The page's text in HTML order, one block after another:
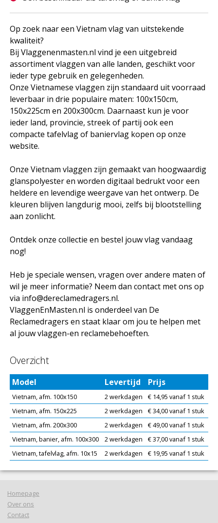
Op zoek naar een Vietnam vlag van uitstekende
kwaliteit?
Bij Vlaggenenmasten.nl vind je een uitgebreid
assortiment vlaggen van alle landen, geschikt voor
ieder type gebruik en gelegenheden.
Onze Vietnamese vlaggen zijn standaard uit voorraad
leverbaar in drie populaire maten: 100x150cm,
150x225cm en 200x300cm. Daarnaast kun je voor
ieder land, provincie, streek of partij ook een
compacte tafelvlag of baniervlag kopen op onze
website.
Onze Vietnam vlaggen zijn gemaakt van hoogwaardig
glanspolyester en worden digitaal bedrukt voor een
heldere en levendige weergave van het ontwerp. De
kleuren blijven langdurig mooi, zelfs bij blootstelling
aan zonlicht.
Ontdek onze collectie en bestel jouw vlag vandaag
nog!
Heb je speciale wensen, vragen over andere maten of
wil je meer informatie? Neem dan contact met ons op
via info@dereclamedragers.nl.
VlaggenEnMasten.nl is onderdeel van De
Reclamedragers en staat klaar om jou te helpen met
al jouw vlaggen-en reclamebehoeften.
Overzicht
Model Levertijd Prijs
Vietnam, afm. 100x150 2 werkdagen
€ 14,95 vanaf 1 stuk
Vietnam, afm. 150x225
2 werkdagen
€ 34,00 vanaf 1 stuk
Vietnam, afm. 200x300
2 werkdagen
€ 49,00 vanaf 1 stuk
Vietnam, banier, afm. 100x300
2 werkdagen
€ 37,00 vanaf 1 stuk
Vietnam, tafelvlag, afm. 10x15
2 werkdagen € 19,95 vanaf 1 stuk
Homepage
Over ons
Contact